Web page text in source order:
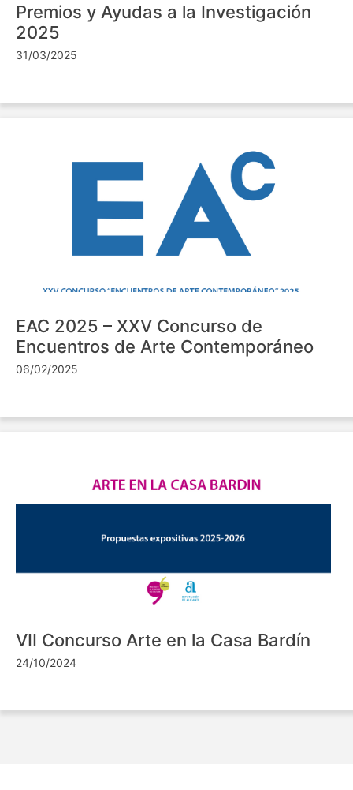
Premios y Ayudas a la Investigación
2025
31/03/2025
EAC 2025 – XXV Concurso de
Encuentros de Arte Contemporáneo
06/02/2025
VII Concurso Arte en la Casa Bardín
24/10/2024